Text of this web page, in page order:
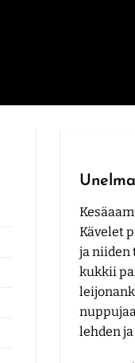
Kävelet
ja niiden
kukkii
lehden